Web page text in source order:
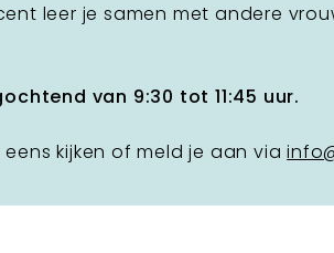
leer je samen met andere
van 9:30 tot 11:45 uur.
eens kijken of meld je aan via